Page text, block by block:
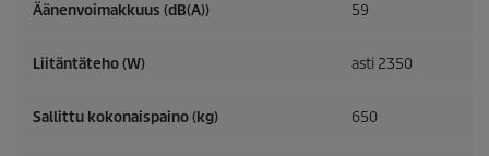
Äänenvoimakkuus (dB(A)) 59
Liitäntäteho (W) asti 2350
Sallittu kokonaispaino (kg) 650